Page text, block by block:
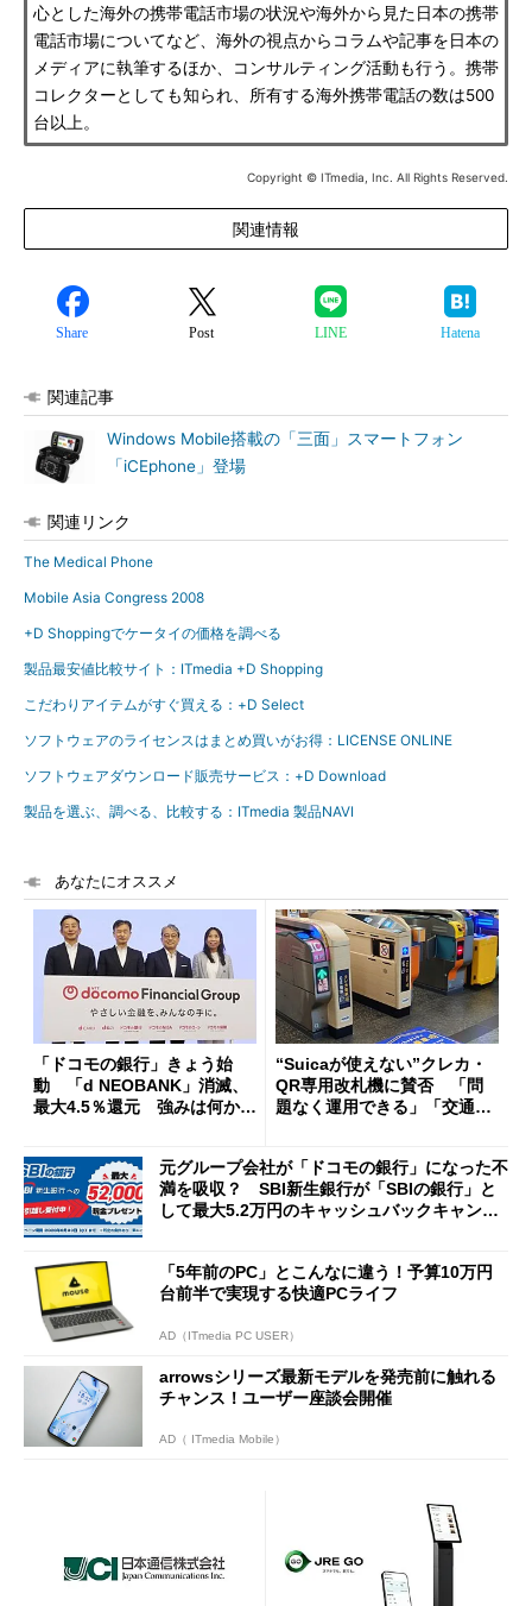
心とした海外の携帯電話市場の状況や海外から見た日本の携帯
電話市場についてなど、海外の視点からコラムや記事を日本の
メディアに執筆するほか、コンサルティング活動も行う。携帯
コレクターとしても知られ、所有する海外携帯電話の数は500
台以上。
Copyright © ITmedia, Inc. All Rights Reserved.
関連情報
Share Post LINE Hatena
関連記事
Windows Mobile搭載の「三面」スマートフォン
「iCEphone」登場
関連リンク
The Medical Phone
Mobile Asia Congress 2008
+D Shoppingでケータイの価格を調べる
製品最安値比較サイト：ITmedia +D Shopping
こだわりアイテムがすぐ買える：+D Select
ソフトウェアのライセンスはまとめ買いがお得：LICENSE ONLINE
ソフトウェアダウンロード販売サービス：+D Download
製品を選ぶ、調べる、比較する：ITmedia 製品NAVI
あなたにオススメ
「ドコモの銀行」きょう始
動 「d NEOBANK」消滅、
最大4.5％還元 強みは何か解
“Suicaが使えない”クレカ・
QR専用改札機に賛否 「問
題なく運用できる」「交通系I
元グループ会社が「ドコモの銀行」になった不
満を吸収？ SBI新生銀行が「SBIの銀行」と
して最大5.2万円のキャッシュバックキャンペ
「5年前のPC」とこんなに違う！予算10万円
台前半で実現する快適PCライフ
AD（ITmedia PC USER）
arrowsシリーズ最新モデルを発売前に触れる
チャンス！ユーザー座談会開催
AD（ ITmedia Mobile）